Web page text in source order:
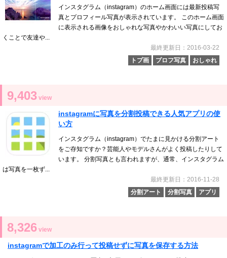
インスタグラム（instagram）のホーム画面には最新投稿写
真とプロフィール写真が表示されています。 このホーム画面
に表示される画像をおしゃれな写真やかわいい写真にしてお
くことで友達や...
最終更新日：2016-03-22
トプ画
プロフ写真 おしゃれ
9,403 view
instagramに写真を分割投稿できる人気アプリの使
い方
インスタグラム（instagram）でたまに見かける分割アート
をご存知ですか？芸能人やモデルさんがよく投稿したりして
います。 分割写真とも言われますが、通常、インスタグラム
は写真を一枚ず...
最終更新日：2016-11-28
分割アート
分割写真 アプリ
8,326 view
instagramで加工のみ行って投稿せずに写真を保存する方法